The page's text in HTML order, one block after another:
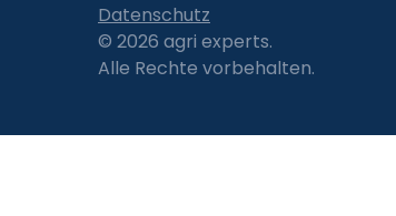
Datenschutz
© 2026 agri experts.
Alle Rechte vorbehalten.